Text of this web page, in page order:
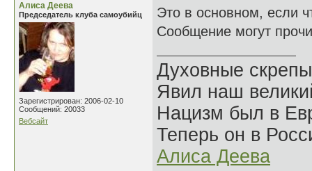
Алиса Деева
Председатель клуба самоубийц
Зарегистрирован: 2006-02-10
Сообщений: 20033
Вебсайт
Это в основном, если
Сообщение могут
Духовные
Явил наш
Нацизм был в
Теперь он в
Алиса Деева